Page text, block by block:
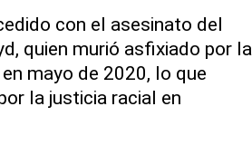
con el asesinato del
quien murió asfixiado por la
mayo de 2020, lo que
la justicia racial en